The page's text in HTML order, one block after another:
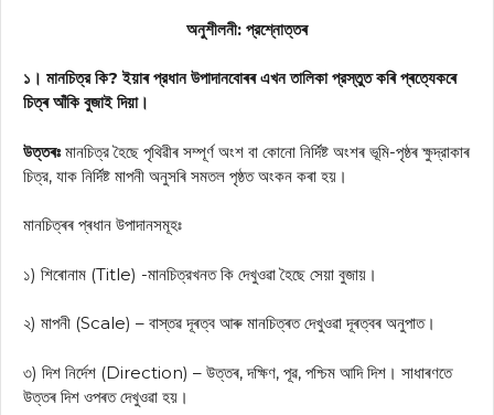
অনুশীলনী: প্রশ্নোত্তৰ
১। মানচিত্র কি? ইয়াৰ প্রধান উপাদানবোৰৰ এখন তালিকা প্রস্তুত কৰি প্ৰত্যেকৰে
চিত্ৰ আঁকি বুজাই দিয়া।
উত্তৰঃ মানচিত্র হৈছে পৃথিৱীৰ সম্পূৰ্ণ অংশ বা কোনো নির্দিষ্ট অংশৰ ভূমি-পৃষ্ঠৰ ক্ষুদ্রাকাৰ
চিত্র, যাক নির্দিষ্ট মাপনী অনুসৰি সমতল পৃষ্ঠত অংকন কৰা হয়।
মানচিত্ৰৰ প্ৰধান উপাদানসমূহঃ
১) শিৰোনাম (Title) -মানচিত্রখনত কি দেখুওৱা হৈছে সেয়া বুজায়।
২) মাপনী (Scale) – বাস্তৱ দূৰত্ব আৰু মানচিত্ৰত দেখুওৱা দূৰত্বৰ অনুপাত।
৩) দিশ নির্দেশ (Direction) – উত্তৰ, দক্ষিণ, পূৱ, পশ্চিম আদি দিশ। সাধাৰণতে
উত্তৰ দিশ ওপৰত দেখুওৱা হয়।